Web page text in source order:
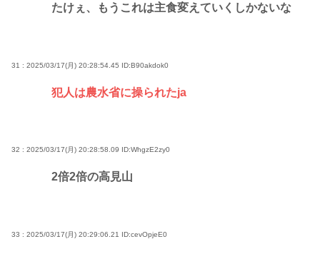
たけぇ、もうこれは主食変えていくしかないな
31 : 2025/03/17(月) 20:28:54.45 ID:B90akdok0
犯人は農水省に操られたja
32 : 2025/03/17(月) 20:28:58.09 ID:WhgzE2zy0
2倍2倍の高見山
33 : 2025/03/17(月) 20:29:06.21 ID:cevOpjeE0